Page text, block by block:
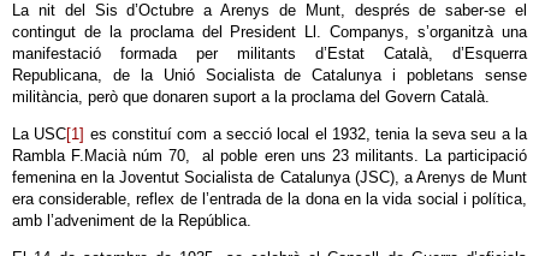
La nit del Sis d’Octubre a Arenys de Munt, després de saber-se el
contingut de la proclama del President Ll. Companys, s’organitzà una
manifestació formada per militants d’Estat Català, d’Esquerra
Republicana, de la Unió Socialista de Catalunya i pobletans sense
militància, però que donaren suport a la proclama del Govern Català.
La USC[1] es constituí com a secció local el 1932, tenia la seva seu a la
Rambla F.Macià núm 70, al poble eren uns 23 militants. La participació
femenina en la Joventut Socialista de Catalunya (JSC), a Arenys de Munt
era considerable, reflex de l’entrada de la dona en la vida social i política,
amb l’adveniment de la República.